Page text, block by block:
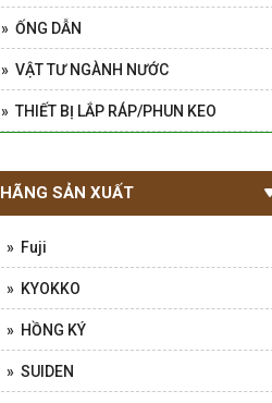
» ỐNG DẪN
» VẬT TƯ NGÀNH NƯỚC
» THIẾT BỊ LẮP RÁP/PHUN KEO
HÃNG SẢN XUẤT
» Fuji
» KYOKKO
» HỒNG KÝ
» SUIDEN